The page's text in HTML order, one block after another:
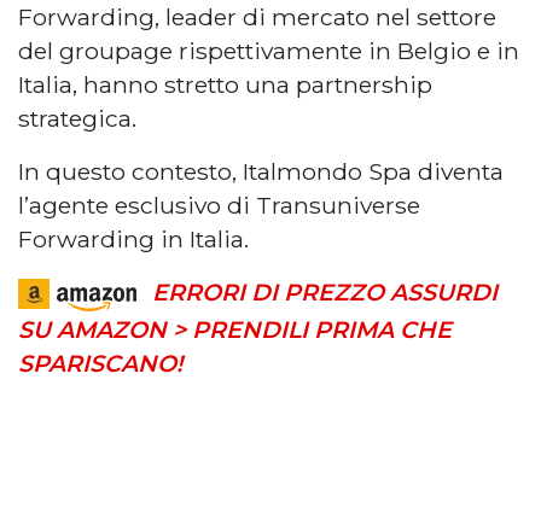
Forwarding, leader di mercato nel settore
del groupage rispettivamente in Belgio e in
Italia, hanno stretto una partnership
strategica.
In questo contesto, Italmondo Spa diventa
l’agente esclusivo di Transuniverse
Forwarding in Italia.
ERRORI DI PREZZO ASSURDI
SU AMAZON > PRENDILI PRIMA CHE
SPARISCANO!